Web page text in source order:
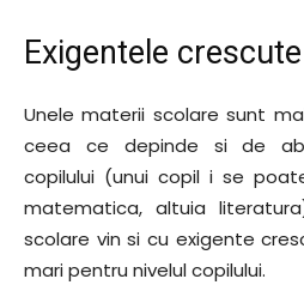
Exigentele crescute
Unele materii scolare sunt
ceea ce depinde si de
copilului (unui copil i se
matematica, altuia
scolare vin si cu exigente
mari pentru nivelul copilului.